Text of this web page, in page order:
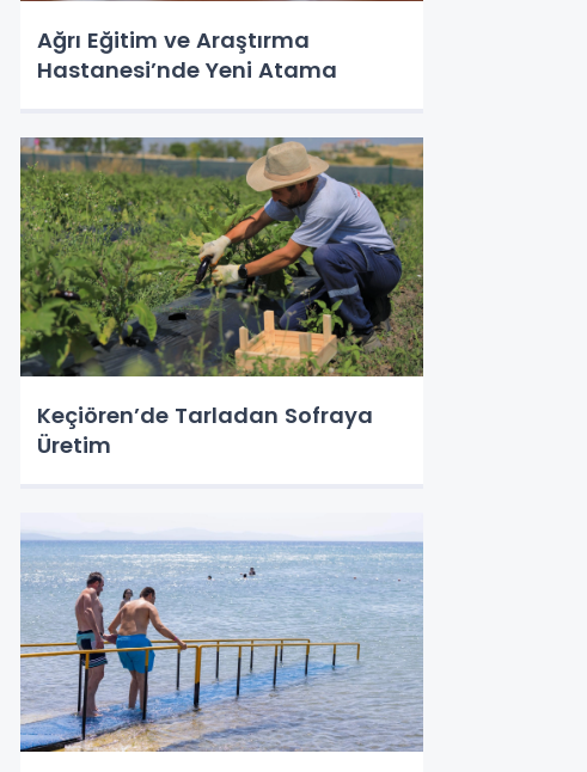
Ağrı Eğitim ve Araştırma
Hastanesi’nde Yeni Atama
Keçiören’de Tarladan Sofraya
Üretim